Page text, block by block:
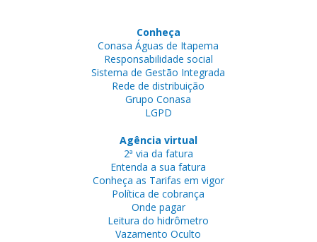
Conheça
Conasa Águas de Itapema
Responsabilidade social
Sistema de Gestão Integrada
Rede de distribuição
Grupo Conasa
LGPD
Agência virtual
2ª via da fatura
Entenda a sua fatura
Conheça as Tarifas em vigor
Política de cobrança
Onde pagar
Leitura do hidrômetro
Vazamento Oculto